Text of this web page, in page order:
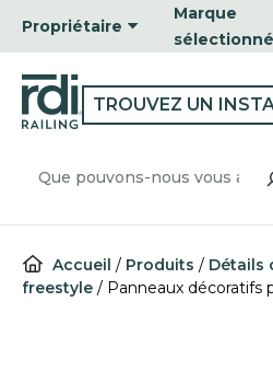
Propriétaire
Marque
TROUVEZ UN
Accueil / Produits / Détails
freestyle / Panneaux décoratifs